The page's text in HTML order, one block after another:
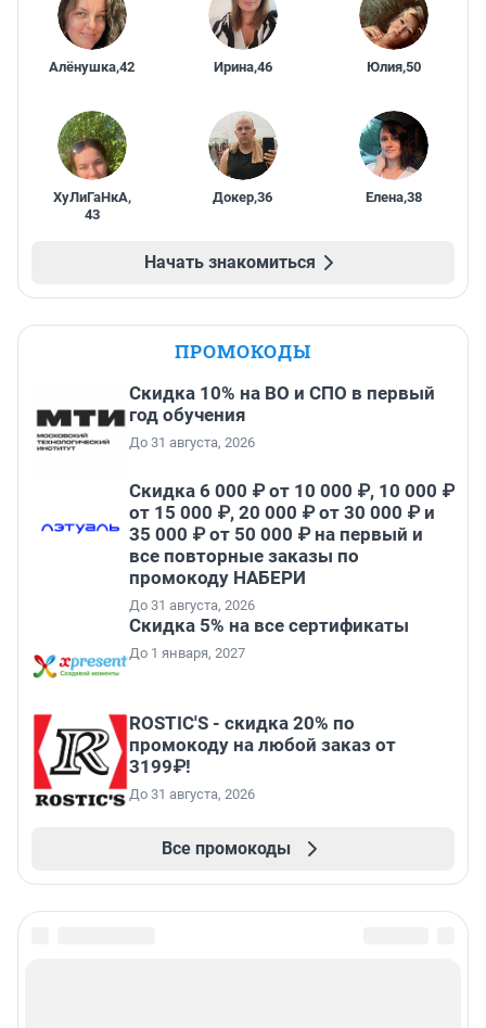
Алёнушка,42 Ирина,46 Юлия,50
ХуЛиГаНкА,
43
Докер,36 Елена,38
Начать знакомиться
ПРОМОКОДЫ
Скидка 10% на ВО и СПО в первый
год обучения
До 31 августа, 2026
Скидка 6 000 ₽ от 10 000 ₽, 10 000 ₽
от 15 000 ₽, 20 000 ₽ от 30 000 ₽ и
35 000 ₽ от 50 000 ₽ на первый и
все повторные заказы по
промокоду НАБЕРИ
До 31 августа, 2026
Скидка 5% на все сертификаты
До 1 января, 2027
ROSTIC'S - скидка 20% по
промокоду на любой заказ от
3199₽!
До 31 августа, 2026
Все промокоды